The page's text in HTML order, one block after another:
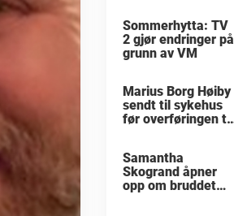
Sommerhytta: TV
2 gjør endringer på
grunn av VM
Marius Borg Høiby
sendt til sykehus
før overføringen til
Samantha
Skogrand åpner
opp om bruddet